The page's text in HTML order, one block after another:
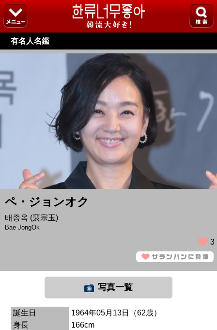
有名人名鑑
ペ・ジョンオク
배종옥 (裵宗玉)
Bae JongOk
3
写真一覧
誕生日
1964年05月13日（62歳）
身長
166cm